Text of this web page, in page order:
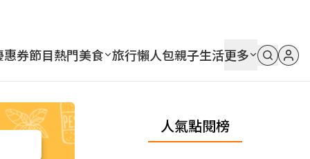
惠券節目熱門美食 旅行懶人包親子生活更多
人氣點閱榜